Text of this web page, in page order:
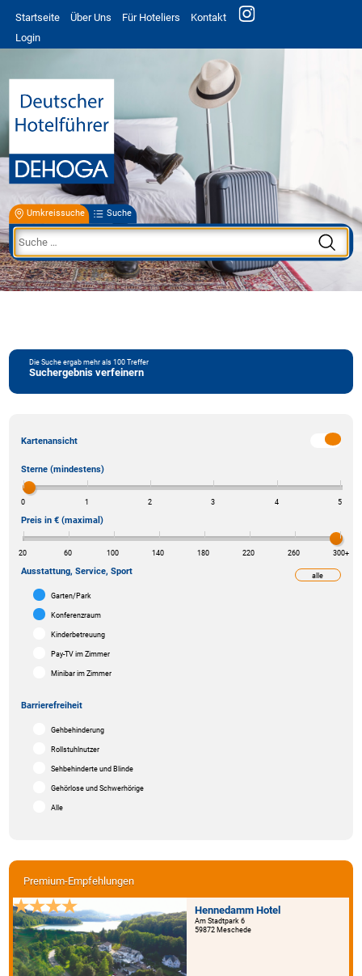
Startseite Über Uns Für Hoteliers
Kontakt
Login
Umkreissuche Suche
Premium-Empfehlungen
Hennedamm Hotel
Am Stadtpark 6
59872 Meschede
Die Suche ergab mehr als 100 Treffer
Suchergebnis verfeinern
Kartenansicht
Sterne (mindestens)
0 1 2 3 4 5
Preis in € (maximal)
20 60 100 140 180 220 260 300+
alle
Ausstattung, Service, Sport
Garten/Park
Konferenzraum
Kinderbetreuung
Pay-TV im Zimmer
Minibar im Zimmer
Barrierefreiheit
Gehbehinderung
Rollstuhlnutzer
Sehbehinderte und Blinde
Gehörlose und Schwerhörige
Alle